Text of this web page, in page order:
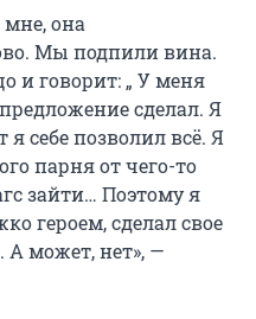
она
Мы подпили вина.
и говорит: „ У меня
сделал. Я
я себе позволил всё. Я
парня от чего-то
зайти… Поэтому я
героем, сделал свое
А может, нет», —